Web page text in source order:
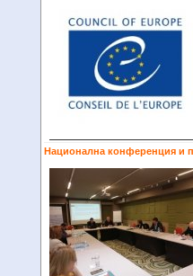
Национална конференция и